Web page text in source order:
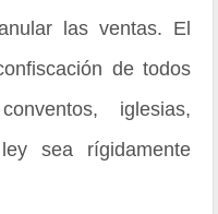
las ventas. El
de todos
iglesias,
sea rígidamente